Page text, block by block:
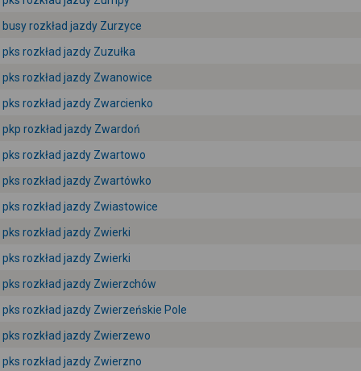
busy rozkład jazdy Zurzyce
pks rozkład jazdy Zuzułka
pks rozkład jazdy Zwanowice
pks rozkład jazdy Zwarcienko
pkp rozkład jazdy Zwardoń
pks rozkład jazdy Zwartowo
pks rozkład jazdy Zwartówko
pks rozkład jazdy Zwiastowice
pks rozkład jazdy Zwierki
pks rozkład jazdy Zwierki
pks rozkład jazdy Zwierzchów
pks rozkład jazdy Zwierzeńskie Pole
pks rozkład jazdy Zwierzewo
pks rozkład jazdy Zwierzno